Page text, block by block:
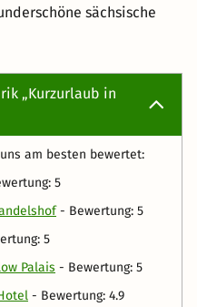
sächsische
„Kurzurlaub in
am besten bewertet:
5
- Bewertung: 5
5
Palais - Bewertung: 5
- Bewertung: 4.9